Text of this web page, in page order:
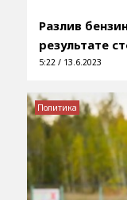
Разлив
результате
5:22 / 13.6.2023
Политика